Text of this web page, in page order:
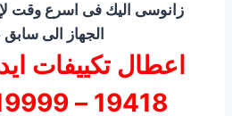
زانوسى اليك فى اسرع وقت
الجهاز الى
اعطال تكييفات
19418 – 01090619999